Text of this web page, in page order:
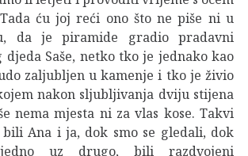
ću joj reći ono što ne piše ni u
da je piramide gradio pradavni
djeda Saše, netko tko je jednako kao
zaljubljen u kamenje i tko je živio
nakon sljubljivanja dviju stijena
nema mjesta ni za vlas kose. Takvi
Ana i ja, dok smo se gledali, dok
uz drugo, bili razdvojeni